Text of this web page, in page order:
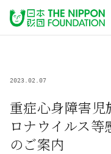
2023.02.07
重症心身障害児
ロナウイルス等
のご案内